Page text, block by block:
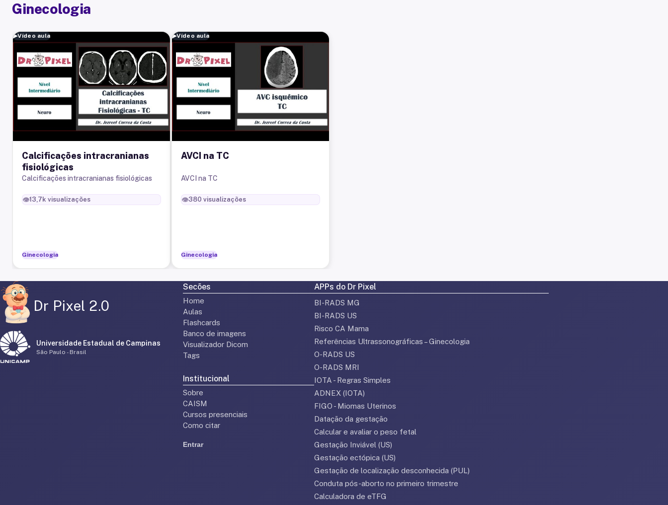
Ginecologia
▶Vídeo aula
Calcificações intracranianas
fisiológicas
Calcificações intracranianas fisiológicas
👁️13,7k visualizações
Ginecologia
▶Vídeo aula
AVCI na TC
AVCI na TC
👁️380 visualizações
Ginecologia
Dr Pixel 2.0
Universidade Estadual de Campinas
São Paulo - Brasil
Secões
Home
Aulas
Flashcards
Banco de imagens
Visualizador Dicom
Tags
Institucional
Sobre
CAISM
Cursos presenciais
Como citar
Entrar
APPs do Dr Pixel
BI-RADS MG
BI-RADS US
Risco CA Mama
Referências Ultrassonográficas – Ginecologia
O-RADS US
O-RADS MRI
IOTA - Regras Simples
ADNEX (IOTA)
FIGO - Miomas Uterinos
Datação da gestação
Calcular e avaliar o peso fetal
Gestação Inviável (US)
Gestação ectópica (US)
Gestação de localização desconhecida (PUL)
Conduta pós-aborto no primeiro trimestre
Calculadora de eTFG